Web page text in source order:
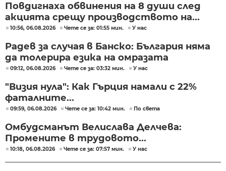
Повдигнаха обвинения на 8 души след
акцията срещу производството на...
10:56, 06.08.2026 Чете се за: 01:55 мин. У нас
Радев за случая в Банско: България няма
да толерира езика на омразата
09:12, 06.08.2026 Чете се за: 03:32 мин. У нас
"Визия нула": Как Гърция намали с 22%
фаталните...
09:59, 06.08.2026 Чете се за: 10:42 мин. По света
Омбудсманът Велислава Делчева:
Промените в трудовото...
10:18, 06.08.2026 Чете се за: 07:57 мин. У нас